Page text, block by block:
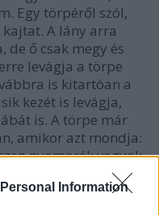
Information
Egy törpéről szól,
A lány arra
de ő csak megy és
levágja a törpe
is kitartóan a
kezét is levágja,
is. A törpe már
amikor azt mondja:
nyomorék vagyok.